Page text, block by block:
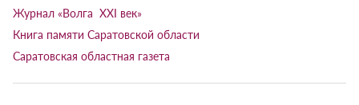
Журнал «Волга XXI век»
Книга памяти Саратовской области
Саратовская областная газета